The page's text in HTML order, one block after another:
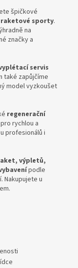
špičkové
sporty.
na
značky a
servis
také zapůjčíme
model vyzkoušet
regenerační
rychlou a
profesionálů i
výpletů,
podle
Nakupujete u